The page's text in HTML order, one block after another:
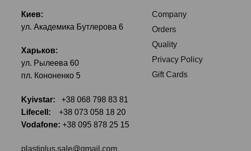
Киев:
ул. Академика Бутлерова 6
Харьков:
ул. Рылеева 60
пл. Кононенко 5
Kyivstar: +38 068 798 83 81
Lifecell:
+38 073 058 18 20
Vodafone: +38 095 878 25 15
plastiplus.sale@gmail.com
Company
Orders
Quality
Privacy Policy
Gift Cards